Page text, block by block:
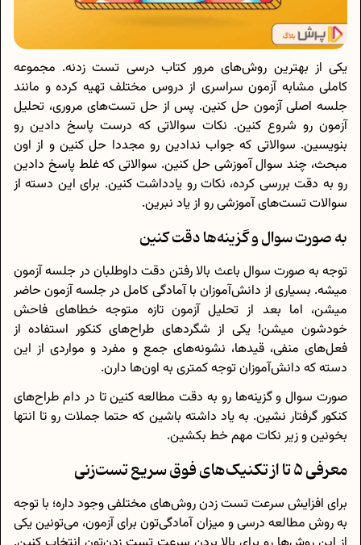
یکی از بهترین روش‌های مرور کتاب درسی تست زدنه. مجموعه
کاملی مشابه آزمون سراسری از دروس مختلف تهیه کرده و مانند
جلسه اصلی آزمون حل کنین. پس از حل تست‌های مروری، تحلیل
آزمون رو شروع کنین. نکات سوالاتی که درست پاسخ دادین رو
بنویسین. سوالاتی که جواب ندادین رو مجددا حل کنین و از اون
مبحث، چند سوال آموزشی حل کنین. سوالاتی که غلط پاسخ دادین
رو به دقت بررسی کرده، نکات رو یادداشت کنین. برای این دسته از
سوالات تست‌های آموزشی رو از یاد نبرین.
به صورت سوال و گزینه‌ها دقت کنین
توجه به صورت سوال باعث بالا رفتن دقت داوطلبان در جلسه آزمون
میشه. بسیاری از دانش‌آموزان با آمادگی کامل در جلسه آزمون حاضر
میشن، اما بعد از تحلیل آزمون تازه متوجه خطاهای فاحش
خودشون میشن! یکی از شگردهای طراح‌های کنکور استفاده از
فعل‌های منفی، قیدها، نشونه‌های جمع و مفرد و مواردی از این
دسته که دانش‌آموزان توجه کمتری به اون‌ها دارن.
صورت سوال و گزینه‌ها رو به دقت مطالعه کنین تا در دام طراح‌های
کنکور گرفتار نشین. به یاد داشته باشین که حتما جملات رو تا انتها
بخونین و زیر نکات مهم خط بکشین.
معرفی 5 تا از تکنیک‌های فوق سریع تست‌زنی
برای افزایش سرعت تست زدن روش‌های مختلفی وجود داره؛ با توجه
به روش مطالعه درسی و میزان آمادگی‌تون برای آزمون، می‌تونین یکی